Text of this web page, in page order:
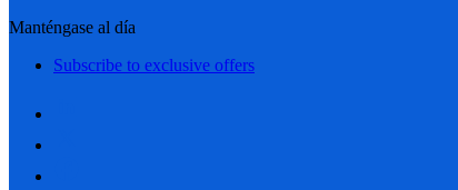
Manténgase al día
Subscribe to exclusive offers